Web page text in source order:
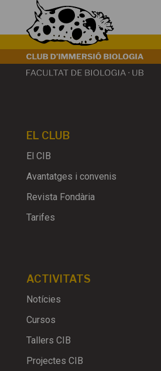
EL CLUB
El CIB
Avantatges i convenis
Revista Fondària
Tarifes
ACTIVITATS
Notícies
Cursos
Tallers CIB
Projectes CIB